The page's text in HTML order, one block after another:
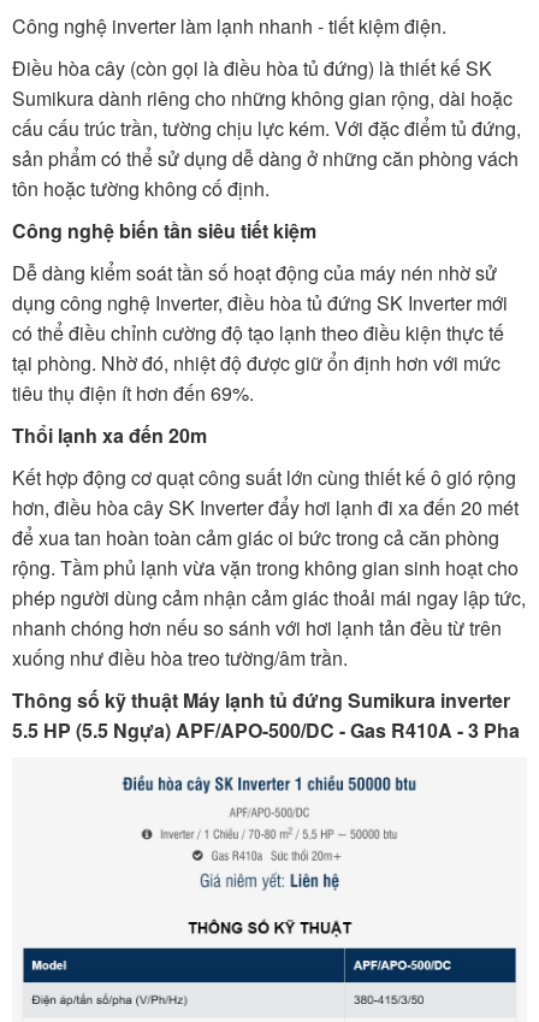
Công nghệ inverter làm lạnh nhanh - tiết kiệm điện.
Điều hòa cây (còn gọi là điều hòa tủ đứng) là thiết kế SK
Sumikura dành riêng cho những không gian rộng, dài hoặc
cấu cấu trúc trần, tường chịu lực kém. Với đặc điểm tủ đứng,
sản phẩm có thể sử dụng dễ dàng ở những căn phòng vách
tôn hoặc tường không cố định.
Công nghệ biến tần siêu tiết kiệm
Dễ dàng kiểm soát tần số hoạt động của máy nén nhờ sử
dụng công nghệ Inverter, điều hòa tủ đứng SK Inverter mới
có thể điều chỉnh cường độ tạo lạnh theo điều kiện thực tế
tại phòng. Nhờ đó, nhiệt độ được giữ ổn định hơn với mức
tiêu thụ điện ít hơn đến 69%.
Thổi lạnh xa đến 20m
Kết hợp động cơ quạt công suất lớn cùng thiết kế ô gió rộng
hơn, điều hòa cây SK Inverter đẩy hơi lạnh đi xa đến 20 mét
để xua tan hoàn toàn cảm giác oi bức trong cả căn phòng
rộng. Tầm phủ lạnh vừa vặn trong không gian sinh hoạt cho
phép người dùng cảm nhận cảm giác thoải mái ngay lập tức,
nhanh chóng hơn nếu so sánh với hơi lạnh tản đều từ trên
xuống như điều hòa treo tường/âm trần.
Thông số kỹ thuật Máy lạnh tủ đứng Sumikura inverter
5.5 HP (5.5 Ngựa) APF/APO-500/DC - Gas R410A - 3 Pha